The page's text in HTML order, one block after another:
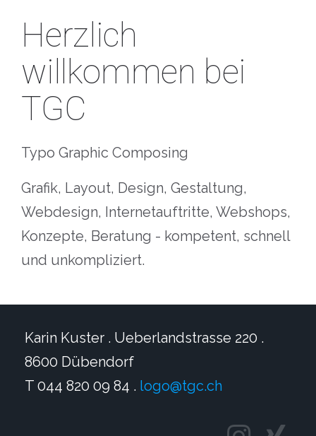
Herzlich
willkommen bei
TGC
Typo Graphic Composing
Grafik, Layout, Design, Gestaltung,
Webdesign, Internetauftritte, Webshops,
Konzepte, Beratung - kompetent, schnell
und unkompliziert.
Karin Kuster . Ueberlandstrasse 220 .
8600 Dübendorf
T 044 820 09 84 . logo@tgc.ch